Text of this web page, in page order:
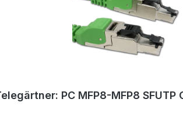
PC MFP8-MFP8 SFUTP